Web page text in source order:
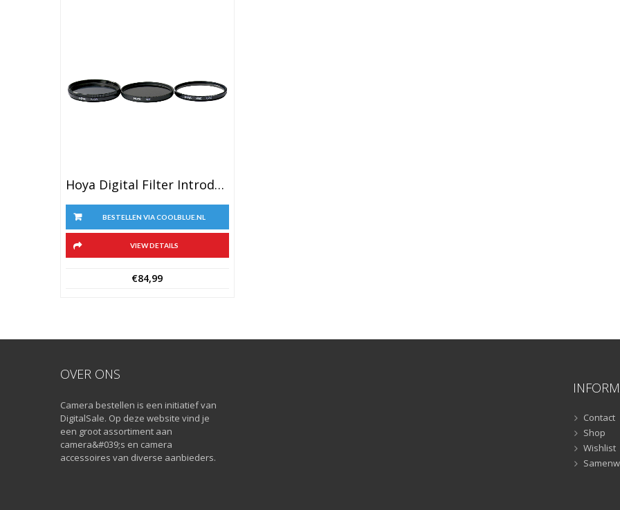
Hoya Digital Filter Introduction Kit 77mm
BESTELLEN VIA COOLBLUE.NL
VIEW DETAILS
€84,99
OVER ONS
Camera bestellen is een initiatief van
DigitalSale. Op deze website vind je
een groot assortiment aan
camera&#039;s en camera
accessoires van diverse aanbieders.
Contact
Shop
Wishlist